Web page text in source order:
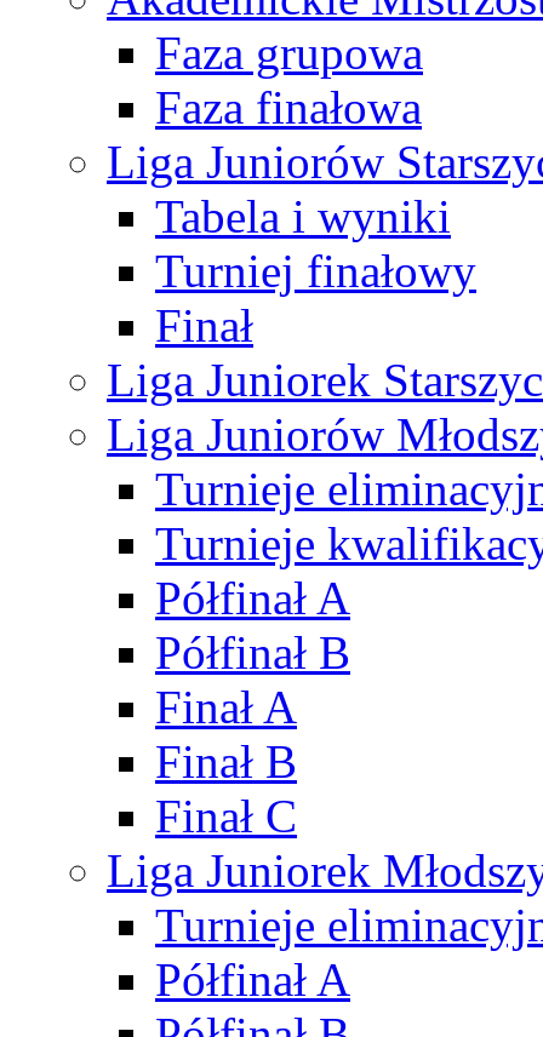
Faza grupowa
Faza finałowa
Liga Juniorów
Tabela i wyniki
Turniej finałowy
Finał
Liga Juniorek
Liga Juniorów
Turnieje
Turnieje
Półfinał A
Półfinał B
Finał A
Finał B
Finał C
Liga Juniorek
Turnieje
Półfinał A